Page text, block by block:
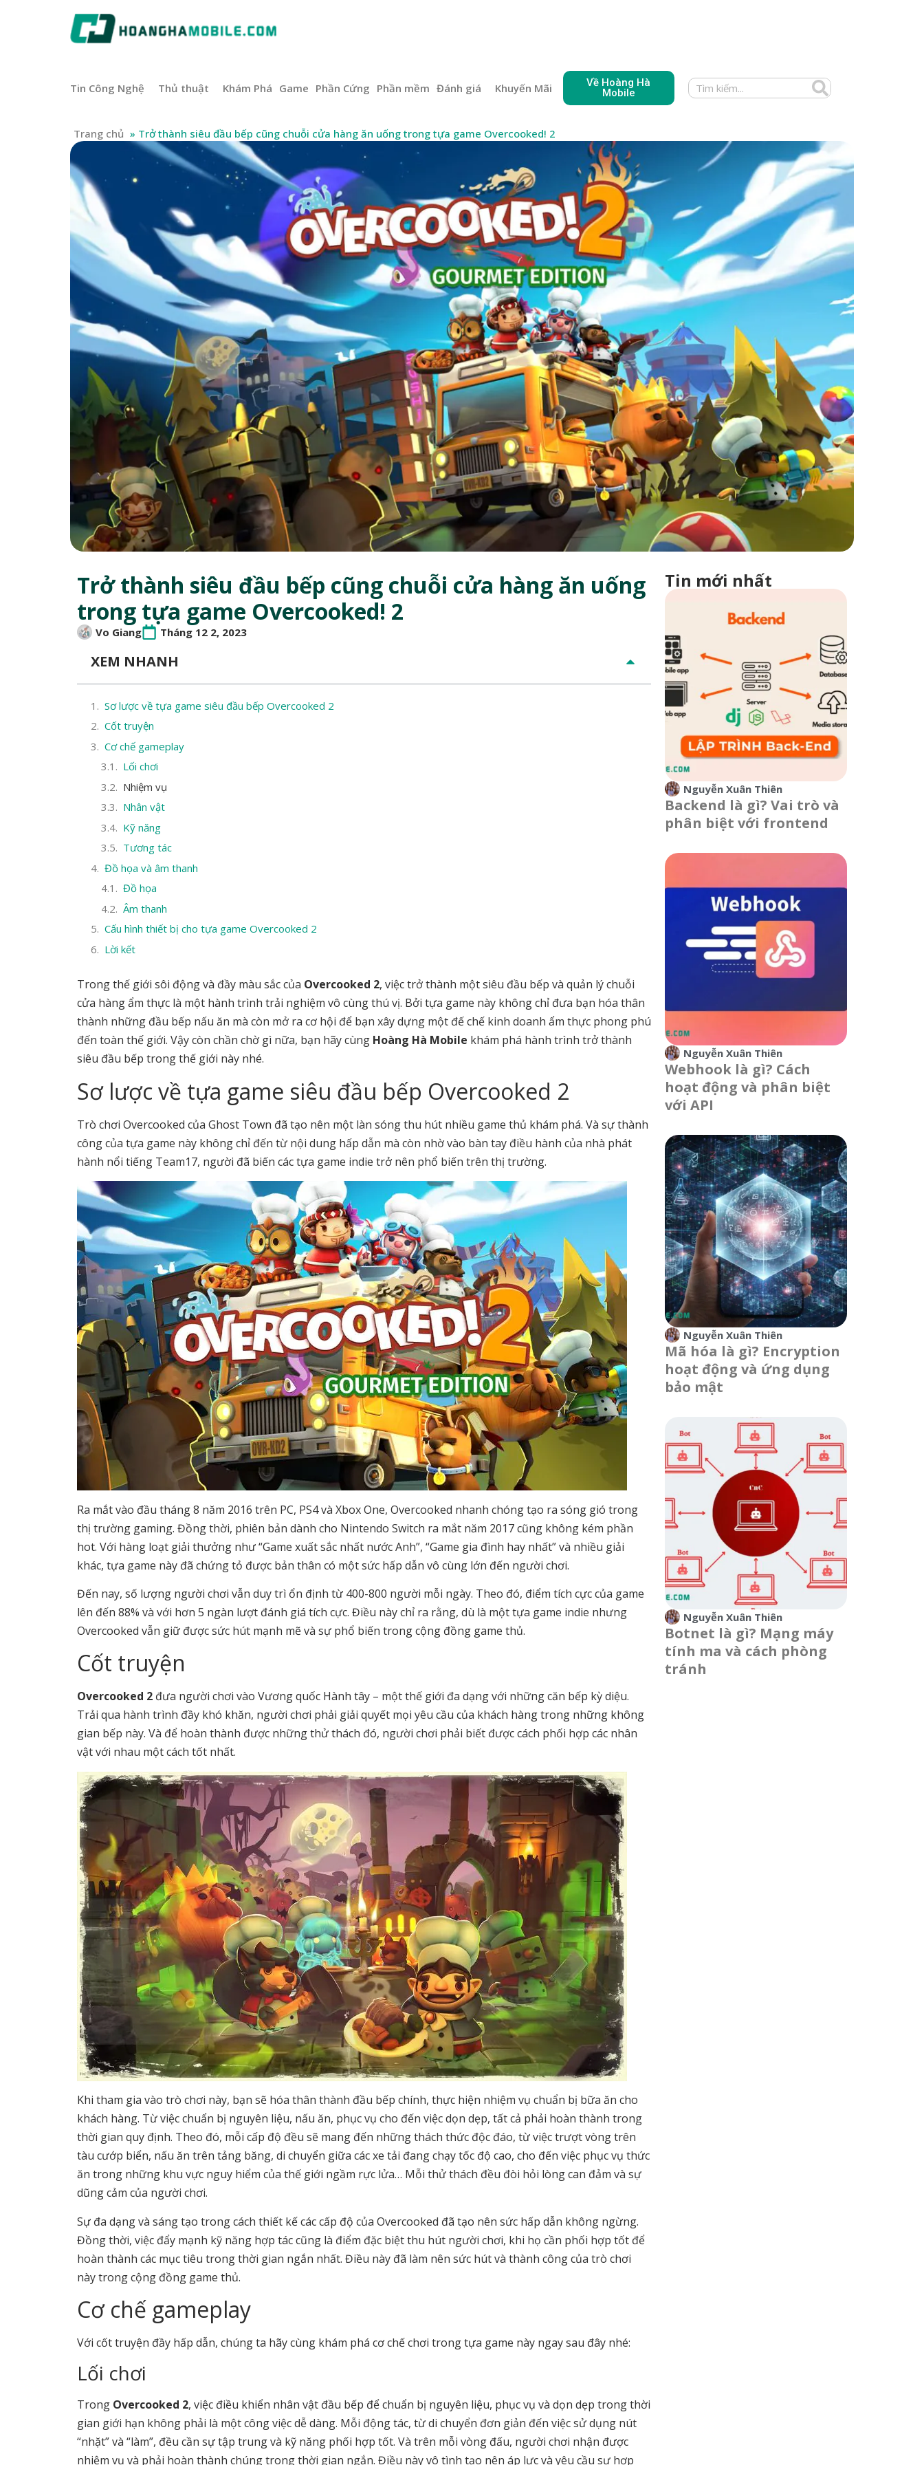
Tin Công Nghệ Thủ thuật Khám Phá Game Phần Cứng Phần mềm Đánh giá Khuyến Mãi
Về Hoàng Hà
Mobile
Trang chủ » Trở thành siêu đầu bếp cũng chuỗi cửa hàng ăn uống trong tựa game Overcooked! 2
Trở thành siêu đầu bếp cũng chuỗi cửa hàng ăn uống
trong tựa game Overcooked! 2
Vo Giang Tháng 12 2, 2023
XEM NHANH
Sơ lược về tựa game siêu đầu bếp Overcooked 2
Cốt truyện
Cơ chế gameplay
Lối chơi
Nhiệm vụ
Nhân vật
Kỹ năng
Tương tác
Đồ họa và âm thanh
Đồ họa
Âm thanh
Cấu hình thiết bị cho tựa game Overcooked 2
Lời kết
Trong thế giới sôi động và đầy màu sắc của Overcooked 2, việc trở thành một siêu đầu bếp và quản lý chuỗi
cửa hàng ẩm thực là một hành trình trải nghiệm vô cùng thú vị. Bởi tựa game này không chỉ đưa bạn hóa thân
thành những đầu bếp nấu ăn mà còn mở ra cơ hội để bạn xây dựng một đế chế kinh doanh ẩm thực phong phú
đến toàn thế giới. Vậy còn chần chờ gì nữa, bạn hãy cùng Hoàng Hà Mobile khám phá hành trình trở thành
siêu đầu bếp trong thế giới này nhé.
Sơ lược về tựa game siêu đầu bếp Overcooked 2
Trò chơi Overcooked của Ghost Town đã tạo nên một làn sóng thu hút nhiều game thủ khám phá. Và sự thành
công của tựa game này không chỉ đến từ nội dung hấp dẫn mà còn nhờ vào bàn tay điều hành của nhà phát
hành nổi tiếng Team17, người đã biến các tựa game indie trở nên phổ biến trên thị trường.
Ra mắt vào đầu tháng 8 năm 2016 trên PC, PS4 và Xbox One, Overcooked nhanh chóng tạo ra sóng gió trong
thị trường gaming. Đồng thời, phiên bản dành cho Nintendo Switch ra mắt năm 2017 cũng không kém phần
hot. Với hàng loạt giải thưởng như “Game xuất sắc nhất nước Anh”, “Game gia đình hay nhất” và nhiều giải
khác, tựa game này đã chứng tỏ được bản thân có một sức hấp dẫn vô cùng lớn đến người chơi.
Đến nay, số lượng người chơi vẫn duy trì ổn định từ 400-800 người mỗi ngày. Theo đó, điểm tích cực của game
lên đến 88% và với hơn 5 ngàn lượt đánh giá tích cực. Điều này chỉ ra rằng, dù là một tựa game indie nhưng
Overcooked vẫn giữ được sức hút mạnh mẽ và sự phổ biến trong cộng đồng game thủ.
Cốt truyện
Overcooked 2 đưa người chơi vào Vương quốc Hành tây – một thế giới đa dạng với những căn bếp kỳ diệu.
Trải qua hành trình đầy khó khăn, người chơi phải giải quyết mọi yêu cầu của khách hàng trong những không
gian bếp này. Và để hoàn thành được những thử thách đó, người chơi phải biết được cách phối hợp các nhân
vật với nhau một cách tốt nhất.
Khi tham gia vào trò chơi này, bạn sẽ hóa thân thành đầu bếp chính, thực hiện nhiệm vụ chuẩn bị bữa ăn cho
khách hàng. Từ việc chuẩn bị nguyên liệu, nấu ăn, phục vụ cho đến việc dọn dẹp, tất cả phải hoàn thành trong
thời gian quy định. Theo đó, mỗi cấp độ đều sẽ mang đến những thách thức độc đáo, từ việc trượt vòng trên
tàu cướp biển, nấu ăn trên tảng băng, di chuyển giữa các xe tải đang chạy tốc độ cao, cho đến việc phục vụ thức
ăn trong những khu vực nguy hiểm của thế giới ngầm rực lửa… Mỗi thử thách đều đòi hỏi lòng can đảm và sự
dũng cảm của người chơi.
Sự đa dạng và sáng tạo trong cách thiết kế các cấp độ của Overcooked đã tạo nên sức hấp dẫn không ngừng.
Đồng thời, việc đẩy mạnh kỹ năng hợp tác cũng là điểm đặc biệt thu hút người chơi, khi họ cần phối hợp tốt để
hoàn thành các mục tiêu trong thời gian ngắn nhất. Điều này đã làm nên sức hút và thành công của trò chơi
này trong cộng đồng game thủ.
Cơ chế gameplay
Với cốt truyện đầy hấp dẫn, chúng ta hãy cùng khám phá cơ chế chơi trong tựa game này ngay sau đây nhé:
Lối chơi
Trong Overcooked 2, việc điều khiển nhân vật đầu bếp để chuẩn bị nguyên liệu, phục vụ và dọn dẹp trong thời
gian giới hạn không phải là một công việc dễ dàng. Mỗi động tác, từ di chuyển đơn giản đến việc sử dụng nút
“nhặt” và “làm”, đều cần sự tập trung và kỹ năng phối hợp tốt. Và trên mỗi vòng đấu, người chơi nhận được
nhiệm vụ và phải hoàn thành chúng trong thời gian ngắn. Điều này vô tình tạo nên áp lực và yêu cầu sự hợp
Tin mới nhất
Nguyễn Xuân Thiên
Backend là gì? Vai trò và
phân biệt với frontend
Nguyễn Xuân Thiên
Webhook là gì? Cách
hoạt động và phân biệt
với API
Nguyễn Xuân Thiên
Mã hóa là gì? Encryption
hoạt động và ứng dụng
bảo mật
Nguyễn Xuân Thiên
Botnet là gì? Mạng máy
tính ma và cách phòng
tránh